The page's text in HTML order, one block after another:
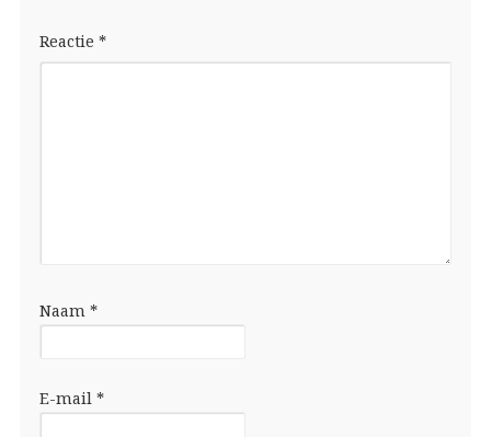
Reactie *
Naam *
E-mail *